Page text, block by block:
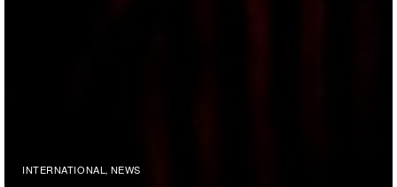
INTERNATIONAL, NEWS